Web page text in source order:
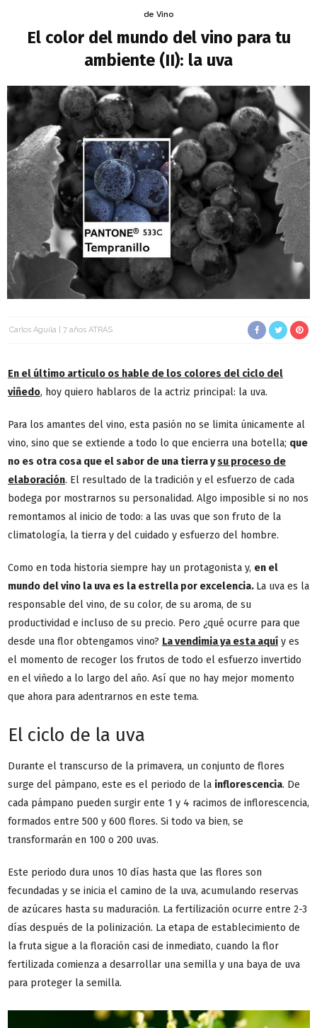
de Vino
El color del mundo del vino para tu
ambiente (II): la uva
Carlos Águila 7 años ATRÁS
En el último articulo os hable de los colores del ciclo del
viñedo, hoy quiero hablaros de la actriz principal: la uva.
Para los amantes del vino, esta pasión no se limita únicamente al
vino, sino que se extiende a todo lo que encierra una botella; que
no es otra cosa que el sabor de una tierra ysu proceso de
elaboración. El resultado de la tradición y el esfuerzo de cada
bodega por mostrarnos su personalidad. Algo imposible si no nos
remontamos al inicio de todo: a las uvas que son fruto de la
climatología, la tierra y del cuidado y esfuerzo del hombre.
Como en toda historia siempre hay un protagonista y, en el
mundo del vino la uva es la estrella por excelencia. La uva es la
responsable del vino, de su color, de su aroma, de su
productividad e incluso de su precio. Pero ¿qué ocurre para que
desde una flor obtengamos vino? La vendimia ya esta aquí y es
el momento de recoger los frutos de todo el esfuerzo invertido
en el viñedo a lo largo del año. Así que no hay mejor momento
que ahora para adentrarnos en este tema.
El ciclo de la uva
Durante el transcurso de la primavera, un conjunto de flores
surge del pámpano, este es el periodo de la inflorescencia. De
cada pámpano pueden surgir ente 1 y 4 racimos de inflorescencia,
formados entre 500 y 600 flores. Si todo va bien, se
transformarán en 100 o 200 uvas.
Este periodo dura unos 10 días hasta que las flores son
fecundadas y se inicia el camino de la uva, acumulando reservas
de azúcares hasta su maduración. La fertilización ocurre entre 2-3
días después de la polinización. La etapa de establecimiento de
la fruta sigue a la floración casi de inmediato, cuando la flor
fertilizada comienza a desarrollar una semilla y una baya de uva
para proteger la semilla.